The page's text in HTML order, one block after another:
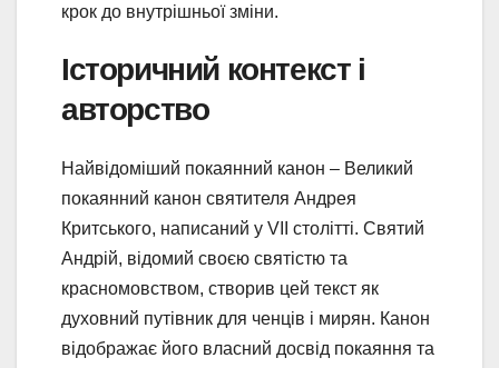
крок до внутрішньої зміни.
Історичний контекст і
авторство
Найвідоміший покаянний канон – Великий
покаянний канон святителя Андрея
Критського, написаний у VII столітті. Святий
Андрій, відомий своєю святістю та
красномовством, створив цей текст як
духовний путівник для ченців і мирян. Канон
відображає його власний досвід покаяння та